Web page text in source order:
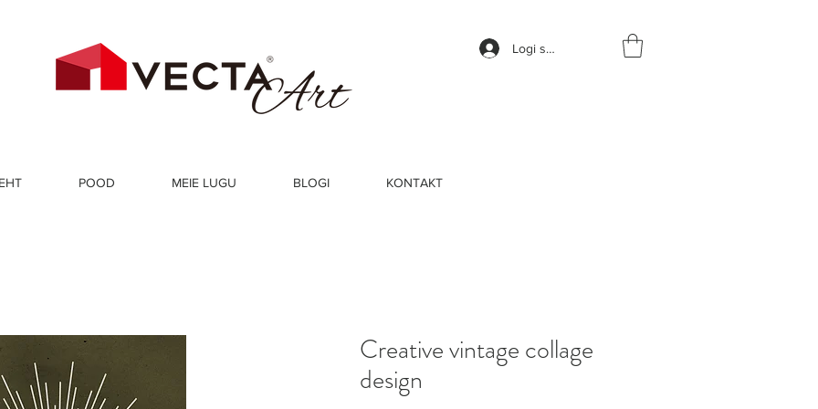
Logi sisse
POOD MEIE LUGU BLOGI KONTAKT
Creative vintage collage
design